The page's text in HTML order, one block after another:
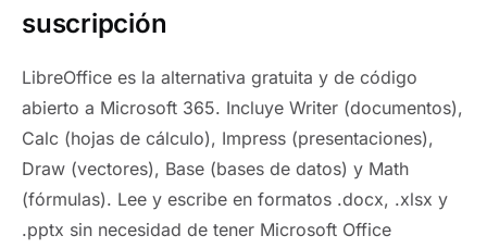
suscripción
LibreOffice es la alternativa gratuita y de código
abierto a Microsoft 365. Incluye Writer (documentos),
Calc (hojas de cálculo), Impress (presentaciones),
Draw (vectores), Base (bases de datos) y Math
(fórmulas). Lee y escribe en formatos .docx, .xlsx y
.pptx sin necesidad de tener Microsoft Office